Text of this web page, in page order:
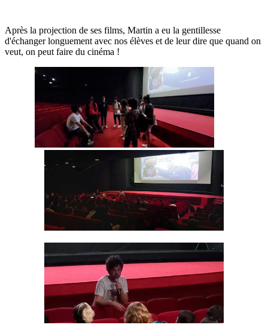
Après la projection de ses films, Martin a eu la gentillesse
d'échanger longuement avec nos élèves et de leur dire que quand on
veut, on peut faire du cinéma !